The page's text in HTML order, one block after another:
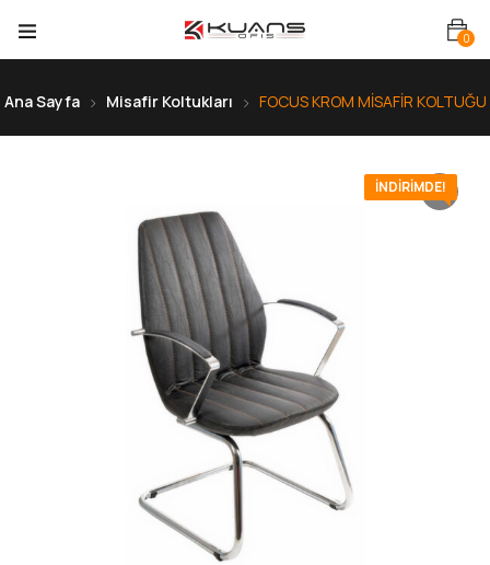
0
Ana Sayfa Misafir Koltukları FOCUS KROM MİSAFİR KOLTUĞU
İNDIRIMDE!